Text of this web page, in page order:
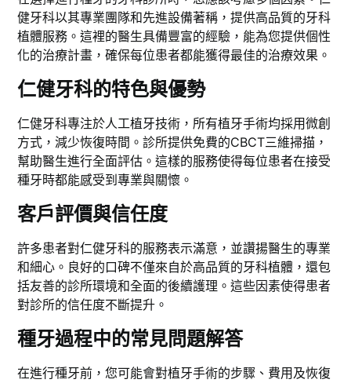
健牙科以其專業團隊和先進設備著稱，提供高品質的牙科
植體服務。這裡的醫生具備豐富的經驗，能為您提供個性
化的治療計畫，確保每位患者都能獲得最佳的治療效果。
仁健牙科的特色與優勢
仁健牙科專注於人工植牙技術，所有植牙手術均採用微創
方式，減少恢復時間。診所提供免費的CBCT三維掃描，
幫助醫生進行全面評估。這樣的服務使得每位患者在接受
種牙時都能感受到專業與關懷。
客戶評價與信任度
許多患者對仁健牙科的服務表示滿意，並讚揚醫生的專業
和細心。良好的口碑不僅來自於高品質的牙科植體，還包
括友善的診所環境和全面的後續護理。這些因素使得患者
對診所的信任度不斷提升。
種牙過程中的常見問題解答
在進行種牙前，您可能會對植牙手術的步驟、費用及恢復